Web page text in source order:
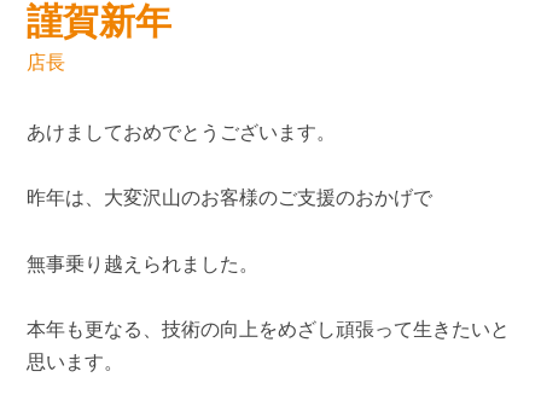
謹賀新年
店長
あけましておめでとうございます。
昨年は、大変沢山のお客様のご支援のおかげで
無事乗り越えられました。
本年も更なる、技術の向上をめざし頑張って生きたいと
思います。